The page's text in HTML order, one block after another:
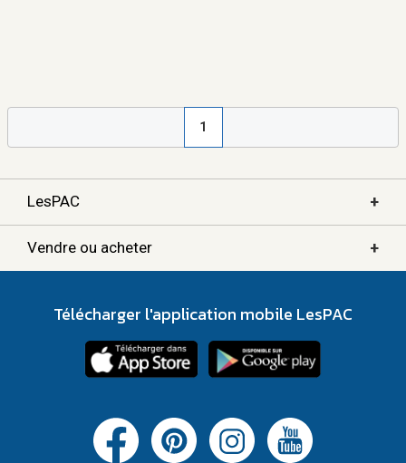
1
LesPAC +
Vendre ou acheter +
Télécharger l'application mobile LesPAC